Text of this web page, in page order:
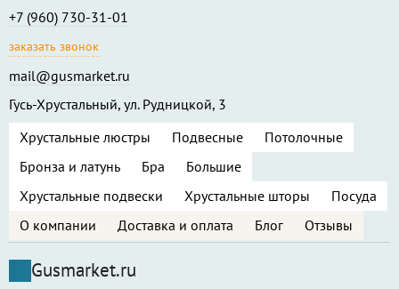
Хрустальные люстры Подвесные
Потолочные
Бронза и латунь
Бра
Большие
Хрустальные подвески
Хрустальные шторы Посуда
+7 (960) 730-31-01
заказать звонок
mail@gusmarket.ru
Гусь-Хрустальный, ул. Рудницкой, 3
О компании Доставка и оплата Блог Отзывы
Gusmarket.ru